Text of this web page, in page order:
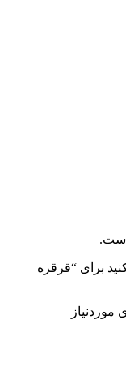
برای “قرقره